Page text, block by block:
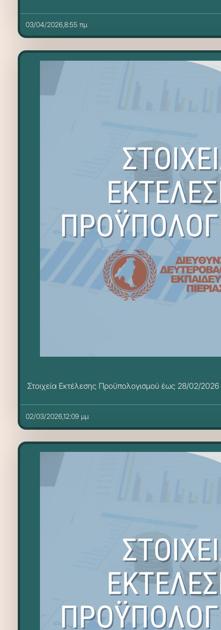
03/04/2026,8:55 πμ
Στοιχεία Εκτέλεσης Προϋπολογισμού έως 28/02/2026
02/03/2026,12:09 μμ